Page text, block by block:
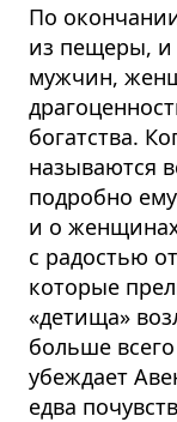
По
из пещеры, и
мужчин,
богатства.
называются
подробно
и о
с радостью
которые
«детища»
больше
убеждает
едва